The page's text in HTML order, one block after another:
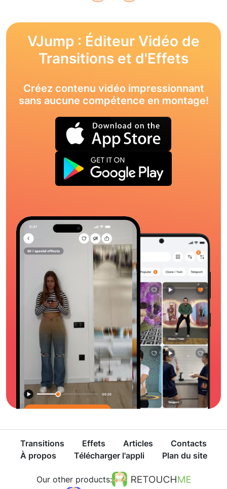
VJump : Éditeur Vidéo de
Transitions et d'Effets
Créez contenu vidéo impressionnant
sans aucune compétence en montage!
Transitions Effets Articles
Contacts
À propos
Télécharger l'appli Plan du site
Our other products: